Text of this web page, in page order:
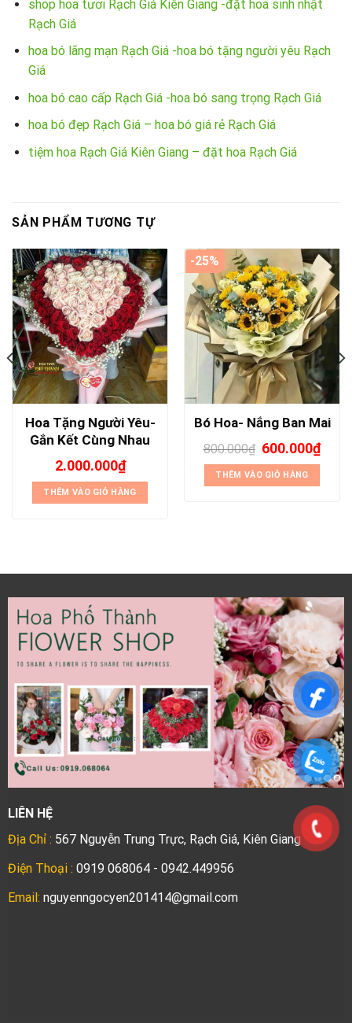
shop hoa tươi Rạch Giá Kiên Giang -đặt hoa sinh nhật
Rạch Giá
hoa bó lãng mạn Rạch Giá -hoa bó tặng người yêu Rạch
Giá
hoa bó cao cấp Rạch Giá -hoa bó sang trọng Rạch Giá
hoa bó đẹp Rạch Giá – hoa bó giá rẻ Rạch Giá
tiệm hoa Rạch Giá Kiên Giang – đặt hoa Rạch Giá
SẢN PHẨM TƯƠNG TỰ
Hoa Tặng Người Yêu-
Gắn Kết Cùng Nhau
2.000.000₫
THÊM VÀO GIỎ HÀNG
-25%
Bó Hoa- Nắng Ban Mai
800.000₫ 600.000₫
THÊM VÀO GIỎ HÀNG
LIÊN HỆ
Địa Chỉ : 567 Nguyễn Trung Trực, Rạch Giá, Kiên Giang
Điện Thoại : 0919 068064 - 0942.449956
Email: nguyenngocyen201414@gmail.com